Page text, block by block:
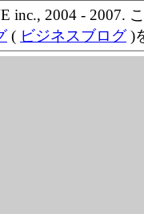
inc., 2004 - 2007.
( ビジネスブログ)